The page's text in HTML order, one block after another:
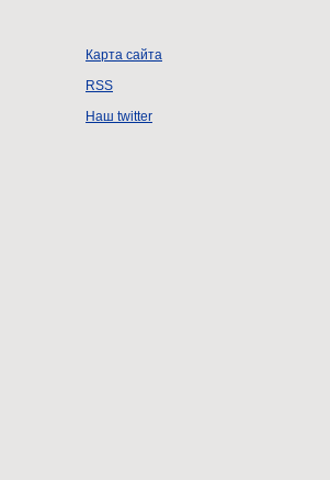
Карта сайта
RSS
Наш twitter